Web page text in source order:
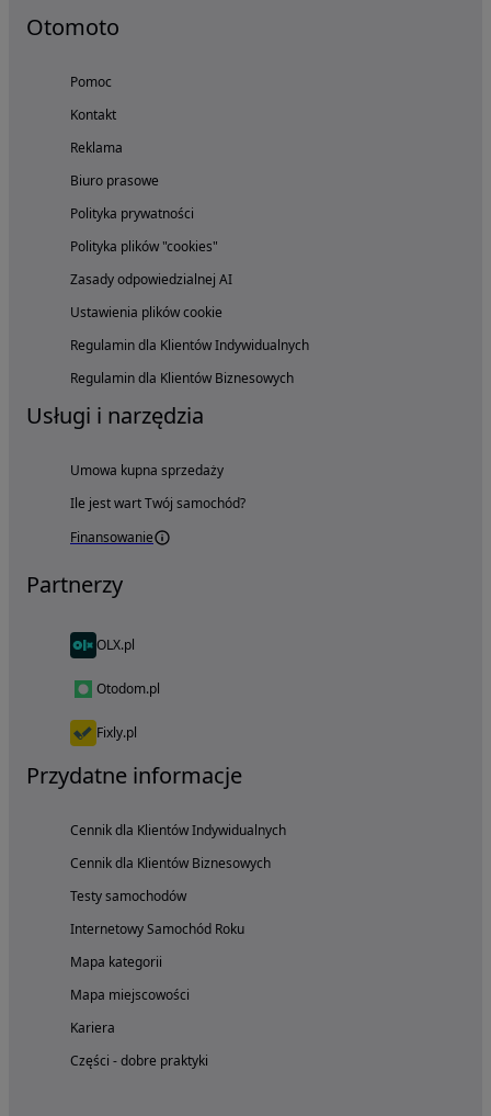
Otomoto
Pomoc
Kontakt
Reklama
Biuro prasowe
Polityka prywatności
Polityka plików "cookies"
Zasady odpowiedzialnej AI
Ustawienia plików cookie
Regulamin dla Klientów Indywidualnych
Regulamin dla Klientów Biznesowych
Usługi i narzędzia
Umowa kupna sprzedaży
Ile jest wart Twój samochód?
Finansowanie
Partnerzy
OLX.pl
Otodom.pl
Fixly.pl
Przydatne informacje
Cennik dla Klientów Indywidualnych
Cennik dla Klientów Biznesowych
Testy samochodów
Internetowy Samochód Roku
Mapa kategorii
Mapa miejscowości
Kariera
Części - dobre praktyki